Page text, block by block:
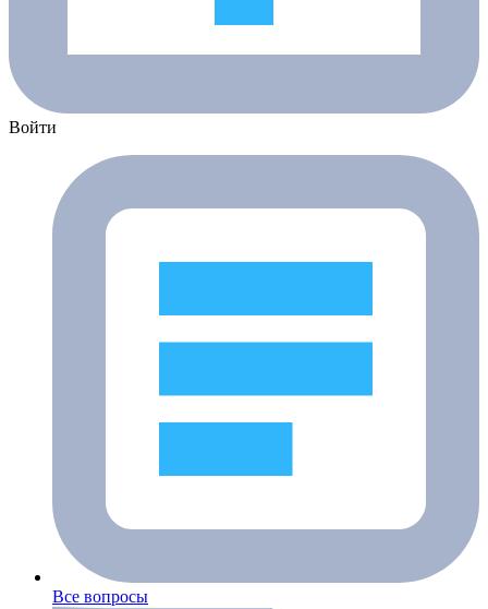
Войти
Все вопросы